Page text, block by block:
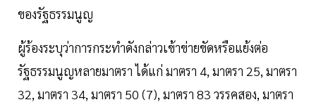
ของรัฐธรรมนูญ
ผู้ร้องระบุว่าการกระทำดังกล่าวเข้าข่ายขัดหรือแย้งต่อ
รัฐธรรมนูญหลายมาตรา ได้แก่ มาตรา 4, มาตรา 25, มาตรา
32, มาตรา 34, มาตรา 50 (7), มาตรา 83 วรรคสอง, มาตรา